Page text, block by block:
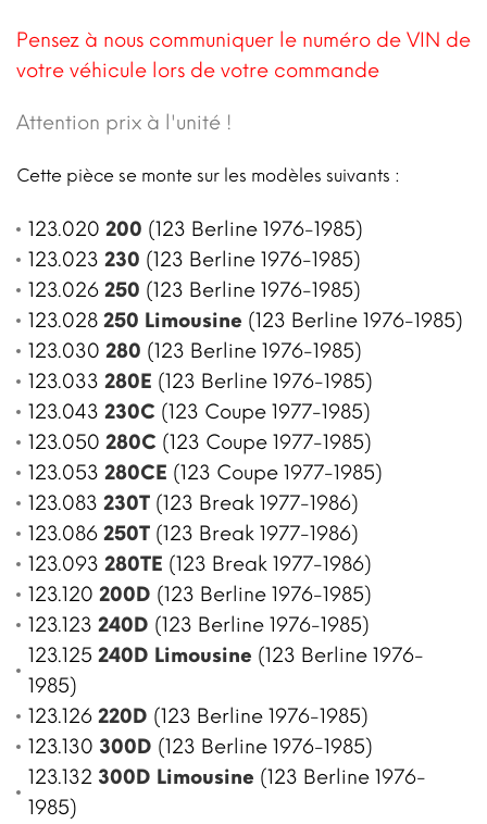
Pensez à nous communiquer le numéro de VIN de
votre véhicule lors de votre commande
Attention prix à l'unité !
Cette pièce se monte sur les modèles suivants :
123.020 200 (123 Berline 1976-1985)
123.023 230 (123 Berline 1976-1985)
123.026 250 (123 Berline 1976-1985)
123.028 250 Limousine (123 Berline 1976-1985)
123.030 280 (123 Berline 1976-1985)
123.033 280E (123 Berline 1976-1985)
123.043 230C (123 Coupe 1977-1985)
123.050 280C (123 Coupe 1977-1985)
123.053 280CE (123 Coupe 1977-1985)
123.083 230T (123 Break 1977-1986)
123.086 250T (123 Break 1977-1986)
123.093 280TE (123 Break 1977-1986)
123.120 200D (123 Berline 1976-1985)
123.123 240D (123 Berline 1976-1985)
123.125 240D Limousine (123 Berline 1976-
1985)
123.126 220D (123 Berline 1976-1985)
123.130 300D (123 Berline 1976-1985)
123.132 300D Limousine (123 Berline 1976-
1985)